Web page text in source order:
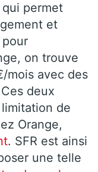
qui permet
et
pour
on trouve
mois avec des
deux
limitation de
Orange,
. SFR est ainsi
une telle